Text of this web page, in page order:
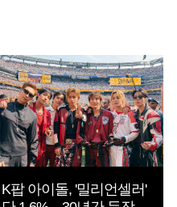
K팝 아이돌, '밀리언셀러'